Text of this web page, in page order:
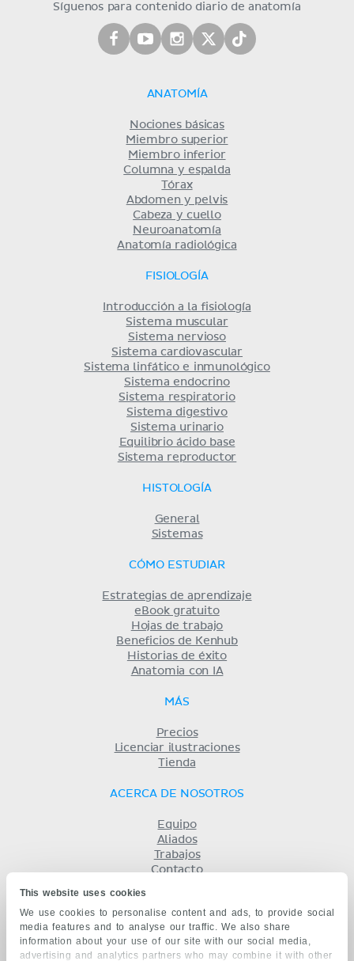
This website uses cookies
We use cookies to personalise content and ads, to provide social
media features and to analyse our traffic. We also share
information about your use of our site with our social media,
advertising and analytics partners who may combine it with other
Síguenos para contenido diario de anatomía
ANATOMÍA
Nociones básicas
Miembro superior
Miembro inferior
Columna y espalda
Tórax
Abdomen y pelvis
Cabeza y cuello
Neuroanatomía
Anatomía radiológica
FISIOLOGÍA
Introducción a la fisiología
Sistema muscular
Sistema nervioso
Sistema cardiovascular
Sistema linfático e inmunológico
Sistema endocrino
Sistema respiratorio
Sistema digestivo
Sistema urinario
Equilibrio ácido base
Sistema reproductor
HISTOLOGÍA
General
Sistemas
CÓMO ESTUDIAR
Estrategias de aprendizaje
eBook gratuito
Hojas de trabajo
Beneficios de Kenhub
Historias de éxito
Anatomia con IA
MÁS
Precios
Licenciar ilustraciones
Tienda
ACERCA DE NOSOTROS
Equipo
Aliados
Trabajos
Contacto
Términos y condiciones
Privacidad
KENHUB EN...